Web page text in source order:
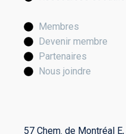
Membres
Devenir membre
Partenaires
Nous joindre
57 Chem. de Montréal